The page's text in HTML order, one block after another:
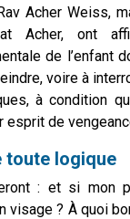
Acher Weiss,
Acher, ont
de l’enfant
voire à
à condition
esprit de
toute logique
: et si mon
visage ? À quoi